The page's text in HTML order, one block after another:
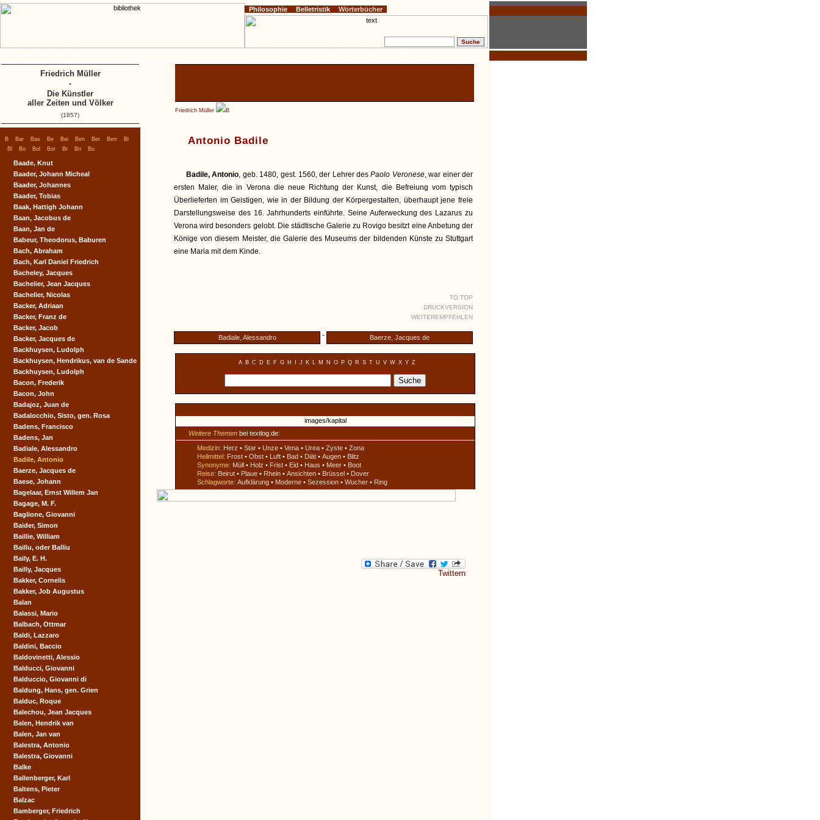
Friedrich Müller B
Antonio Badile
Badile, Antonio, geb. 1480, gest. 1560, der Lehrer desPaolo Veronese, war einer der
ersten Maler, die in Verona die neue Richtung der Kunst, die Befreiung vom typisch
Überlieferten im Geistigen, wie in der Bildung der Körpergestalten, überhaupt jene freie
Darstellungsweise des 16. Jahrhunderts einführte. Seine Auferweckung des Lazarus zu
Verona wird besonders gelobt. Die städtische Galerie zu Rovigo besitzt eine Anbetung der
Könige von diesem Meister, die Galerie des Museums der bildenden Künste zu Stuttgart
eine Maria mit dem Kinde.
TO TOP
DRUCKVERSION
WEITEREMPFEHLEN
Badiale, Alessandro - Baerze, Jacques de
A B C D E F G H J K L M N O P Q R S T U V W X Y Z
Weitere Themen bei textlog.de:
Medizin: Herz • Star • Unze • Vena • Urea • Zyste • Zona
Heilmittel: Frost • Obst • Luft • Bad • Diät • Augen • Blitz
Synonyme: Müll • Holz • Frist • Eid • Haus • Meer • Boot
Reise: Beirut • Plaue • Rhein • Ansichten • Brüssel • Dover
Schlagworte: Aufklärung • Moderne • Sezession • Wucher • Ring
Twittern
B Bar Bas Be Bei Ben Ber Berr Bi
Bl Bo Bol Bor Br Bri Bu
Baade, Knut
Baader, Johann Micheal
Baader, Johannes
Baader, Tobias
Baak, Hattigh Johann
Baan, Jacobus de
Baan, Jan de
Babeur, Theodorus, Baburen
Bach, Abraham
Bach, Karl Daniel Friedrich
Bacheley, Jacques
Bachelier, Jean Jacques
Bachelier, Nicolas
Backer, Adriaan
Backer, Franz de
Backer, Jacob
Backer, Jacques de
Backhuysen, Ludolph
Backhuysen, Hendrikus, van de Sande
Backhuysen, Ludolph
Bacon, Frederik
Bacon, John
Badajoz, Juan de
Badalocchio, Sisto, gen. Rosa
Badens, Francisco
Badens, Jan
Badiale, Alessandro
Badile, Antonio
Baerze, Jacques de
Baese, Johann
Bagelaar, Ernst Willem Jan
Bagage, M. F.
Baglione, Giovanni
Baider, Simon
Baillie, William
Baillu, oder Balliu
Baily, E. H.
Bailly, Jacques
Bakker, Cornelis
Bakker, Job Augustus
Balan
Balassi, Mario
Balbach, Ottmar
Baldi, Lazzaro
Baldini, Baccio
Baldovinetti, Alessio
Balducci, Giovanni
Balduccio, Giovanni di
Baldung, Hans, gen. Grien
Balduc, Roque
Balechou, Jean Jacques
Balen, Hendrik van
Balen, Jan van
Balestra, Antonio
Balestra, Giovanni
Balke
Ballenberger, Karl
Baltens, Pieter
Balzac
Bamberger, Friedrich
Philosophie Belletristik Wörterbücher
Friedrich Müller
-
Die Künstler
aller Zeiten und Völker
(1857)